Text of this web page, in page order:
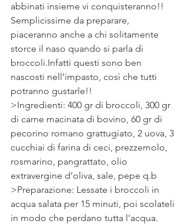
abbinati insieme vi conquisteranno!!
Semplicissime da preparare,
piaceranno anche a chi solitamente
storce il naso quando si parla di
broccoli.Infatti questi sono ben
nascosti nell’impasto, così che tutti
potranno gustarle!!
>Ingredienti: 400 gr di broccoli, 300 gr
di carne macinata di bovino, 60 gr di
pecorino romano grattugiato, 2 uova, 3
cucchiai di farina di ceci, prezzemolo,
rosmarino, pangrattato, olio
extravergine d’oliva, sale, pepe q.b
>Preparazione: Lessate i broccoli in
acqua salata per 15 minuti, poi scolateli
in modo che perdano tutta l'acqua.